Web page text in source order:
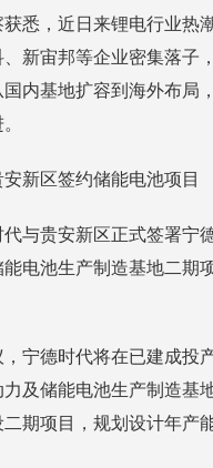
悉，近日来锂电行业热
新宙邦等企业密集落子
国内基地扩容到海外布局
新区签约储能电池项目
与贵安新区正式签署宁
电池生产制造基地二期
宁德时代将在已建成投
及储能电池生产制造基
二期项目，规划设计年产